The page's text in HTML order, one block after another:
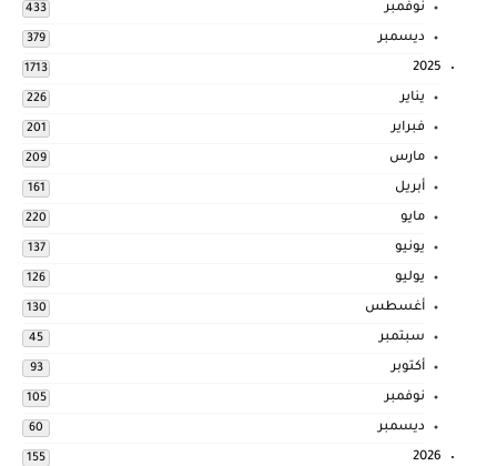
نوفمبر 433
ديسمبر 379
2025
1713
يناير 226
فبراير 201
مارس 209
أبريل 161
مايو 220
يونيو 137
يوليو 126
أغسطس 130
سبتمبر 45
أكتوبر 93
نوفمبر 105
ديسمبر 60
2026
155